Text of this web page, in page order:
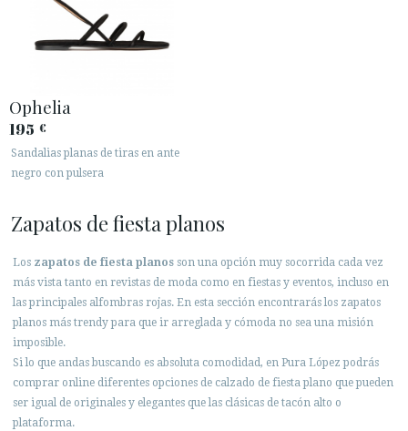
Ophelia
195 €
Sandalias planas de tiras en ante
negro con pulsera
Zapatos de fiesta planos
Los zapatos de fiesta planos son una opción muy socorrida cada vez
más vista tanto en revistas de moda como en fiestas y eventos, incluso en
las principales alfombras rojas. En esta sección encontrarás los zapatos
planos más trendy para que ir arreglada y cómoda no sea una misión
imposible.
Si lo que andas buscando es absoluta comodidad, en Pura López podrás
comprar online diferentes opciones de calzado de fiesta plano que pueden
ser igual de originales y elegantes que las clásicas de tacón alto o
plataforma.